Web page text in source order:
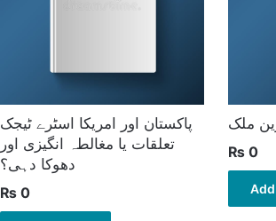
پاکستان اور امریکا اسٹرے ٹیجک
تعلقات یا مغالطہ انگیزی اور
دھوکا دہی؟
₨0
ملک
₨0